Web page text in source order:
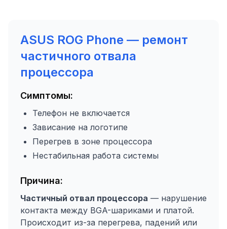
ASUS ROG Phone — ремонт
частичного отвала
процессора
Симптомы:
Телефон не включается
Зависание на логотипе
Перегрев в зоне процессора
Нестабильная работа системы
Причина:
Частичный отвал процессора — нарушение
контакта между BGA-шариками и платой.
Происходит из-за перегрева, падений или